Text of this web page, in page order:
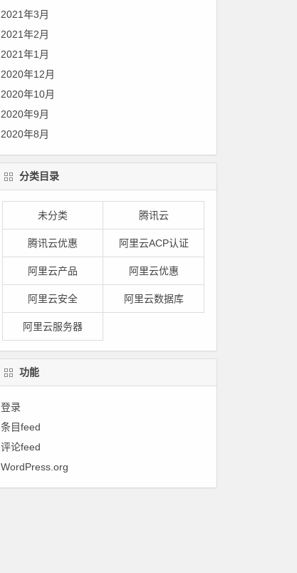
2021年3月
2021年2月
2021年1月
2020年12月
2020年10月
2020年9月
2020年8月
分类目录
未分类 腾讯云
腾讯云优惠 阿里云ACP认证
阿里云产品 阿里云优惠
阿里云安全 阿里云数据库
阿里云服务器
功能
登录
条目feed
评论feed
WordPress.org